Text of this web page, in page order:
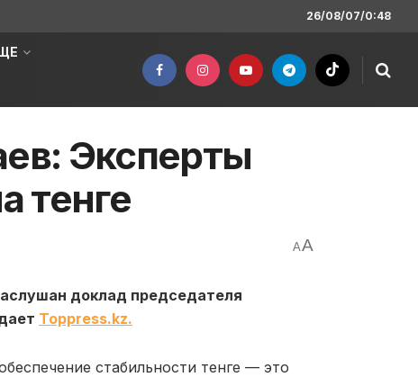
26/08/07/0:48
Эксперты
тенге
AA
доклад председателя
Toppress.kz.
стабильности тенге — это